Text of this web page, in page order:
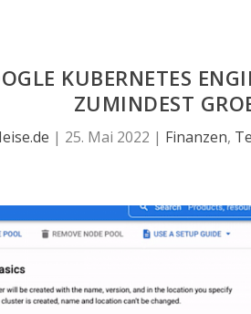
KUBERNETES
ZUMINDEST
| 25. Mai 2022 | Finanzen,